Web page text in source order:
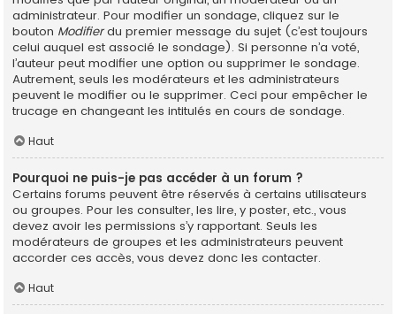
administrateur. Pour modifier un sondage, cliquez sur le
bouton Modifierdu premier message du sujet (c’est toujours
celui auquel est associé le sondage). Si personne n’a voté,
l’auteur peut modifier une option ou supprimer le sondage.
Autrement, seuls les modérateurs et les administrateurs
peuvent le modifier ou le supprimer. Ceci pour empêcher le
trucage en changeant les intitulés en cours de sondage.
Haut
Pourquoi ne puis-je pas accéder à un forum ?
Certains forums peuvent être réservés à certains utilisateurs
ou groupes. Pour les consulter, les lire, y poster, etc., vous
devez avoir les permissions s’y rapportant. Seuls les
modérateurs de groupes et les administrateurs peuvent
accorder ces accès, vous devez donc les contacter.
Haut